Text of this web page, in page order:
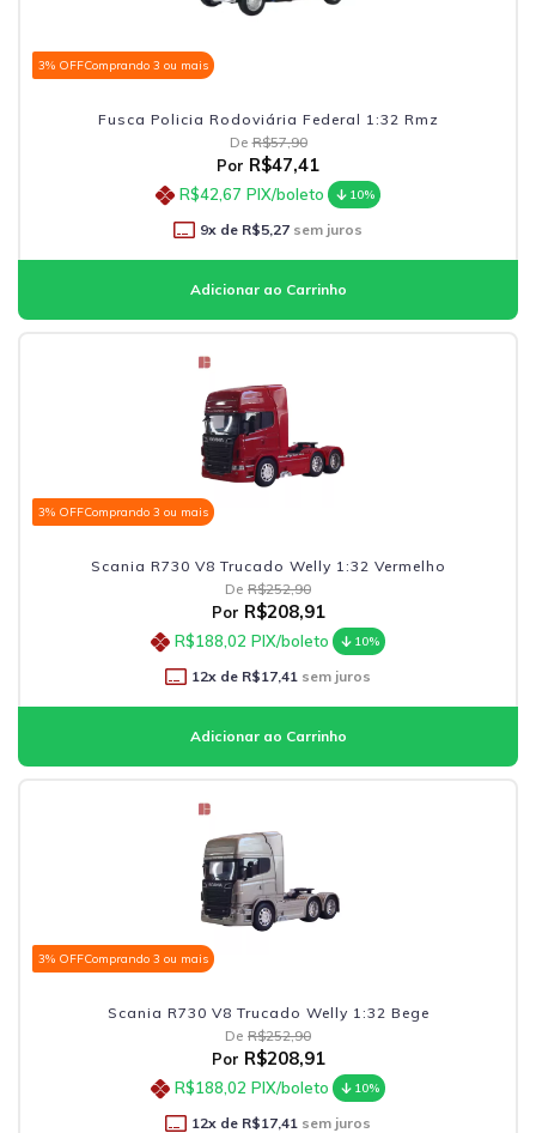
3% OFFComprando 3 ou mais
Fusca Policia Rodoviária Federal 1:32 Rmz
De R$57,90
Por R$47,41
R$42,67 PIX/boleto 10%
9x de R$5,27 sem juros
3% OFFComprando 3 ou mais
Scania R730 V8 Trucado Welly 1:32 Vermelho
De R$252,90
Por R$208,91
R$188,02 PIX/boleto 10%
12x de R$17,41 sem juros
3% OFFComprando 3 ou mais
Scania R730 V8 Trucado Welly 1:32 Bege
De R$252,90
Por R$208,91
R$188,02 PIX/boleto 10%
12x de R$17,41 sem juros